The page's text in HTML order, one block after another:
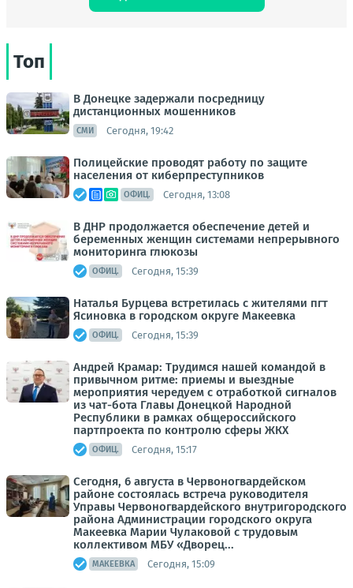
Топ
В Донецке задержали посредницу
дистанционных мошенников
СМИ Сегодня, 19:42
Полицейские проводят работу по защите
населения от киберпреступников
ОФИЦ. Сегодня, 13:08
В ДНР продолжается обеспечение детей и
беременных женщин системами непрерывного
мониторинга глюкозы
ОФИЦ. Сегодня, 15:39
Наталья Бурцева встретилась с жителями пгт
Ясиновка в городском округе Макеевка
ОФИЦ. Сегодня, 15:39
Андрей Крамар: Трудимся нашей командой в
привычном ритме: приемы и выездные
мероприятия чередуем с отработкой сигналов
из чат-бота Главы Донецкой Народной
Республики в рамках общероссийского
партпроекта по контролю сферы ЖКХ
ОФИЦ. Сегодня, 15:17
Сегодня, 6 августа в Червоногвардейском
районе состоялась встреча руководителя
Управы Червоногвардейского внутригородского
района Администрации городского округа
Макеевка Марии Чулаковой с трудовым
коллективом МБУ «Дворец...
МАКЕЕВКА Сегодня, 15:09